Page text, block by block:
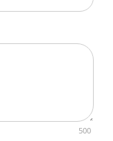
500